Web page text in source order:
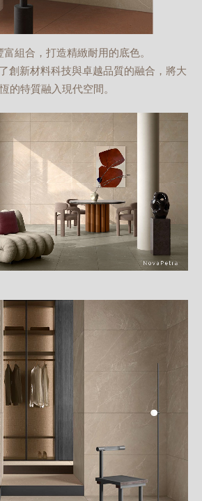
組合，打造精緻耐用的底色。
創新材料科技與卓越品質的融合，將大
的特質融入現代空間。